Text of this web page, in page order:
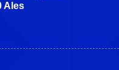
Ales